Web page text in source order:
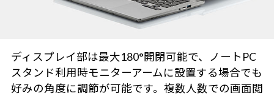
ディスプレイ部は最大180°開閉可能で、ノートPC
スタンド利用時モニターアームに設置する場合でも
好みの角度に調節が可能です。複数人数での画面閲